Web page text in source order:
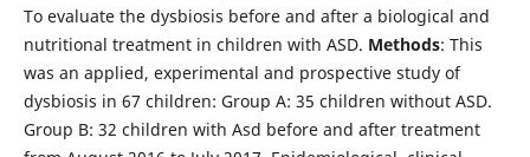
To evaluate the dysbiosis before and after a biological and
nutritional treatment in children with ASD. Methods: This
was an applied, experimental and prospective study of
dysbiosis in 67 children: Group A: 35 children without ASD.
Group B: 32 children with Asd before and after treatment